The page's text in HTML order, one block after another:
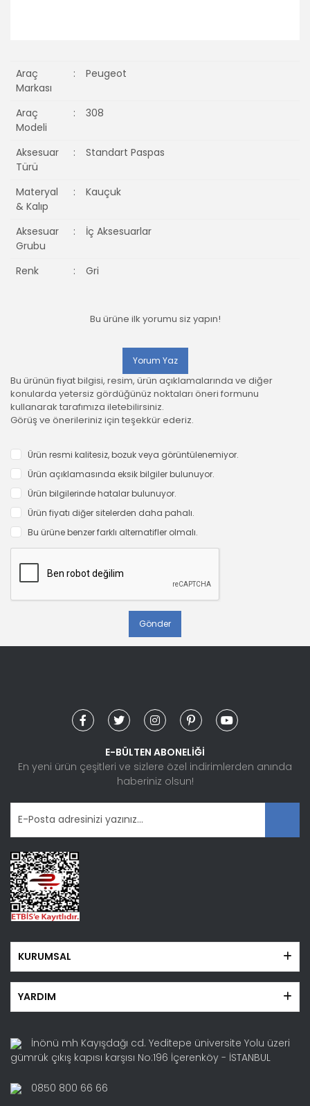
Araç
Markası
: Peugeot
Araç
Modeli
: 308
Aksesuar
Türü
: Standart Paspas
Materyal
& Kalıp
: Kauçuk
Aksesuar
Grubu
: İç Aksesuarlar
Renk : Gri
Bu ürüne ilk yorumu siz yapın!
Yorum Yaz
Bu ürünün fiyat bilgisi, resim, ürün açıklamalarında ve diğer
konularda yetersiz gördüğünüz noktaları öneri formunu
kullanarak tarafımıza iletebilirsiniz.
Görüş ve önerileriniz için teşekkür ederiz.
Ürün resmi kalitesiz, bozuk veya görüntülenemiyor.
Ürün açıklamasında eksik bilgiler bulunuyor.
Ürün bilgilerinde hatalar bulunuyor.
Ürün fiyatı diğer sitelerden daha pahalı.
Bu ürüne benzer farklı alternatifler olmalı.
Gönder
E-BÜLTEN ABONELİĞİ
En yeni ürün çeşitleri ve sizlere özel indirimlerden anında
haberiniz olsun!
KURUMSAL
YARDIM
İnönü mh Kayışdağı cd. Yeditepe üniversite Yolu üzeri
gümrük çıkış kapısı karşısı No:196 İçerenköy - İSTANBUL
0850 800 66 66